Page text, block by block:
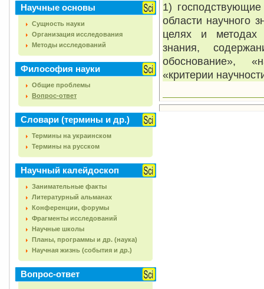
Научные основы
Сущность науки
Организация исследования
Методы исследований
Философия науки
Общие проблемы
Вопрос-ответ
Словари (термины и др.)
Термины на украинском
Термины на русском
Научный калейдоскоп
Занимательные факты
Литературный альманах
Конференции, форумы
Фрагменты исследований
Научные школы
Планы, программы и др. (наука)
Научная жизнь (события и др.)
Вопрос-ответ
1)
области научного
целях и методах
знания,
обоснование»,
«критерии